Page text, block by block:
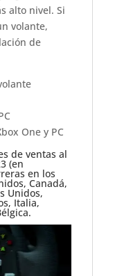
alto nivel. Si
volante,
de
One y PC
de ventas al
(en
en los
Canadá,
Unidos,
Italia,